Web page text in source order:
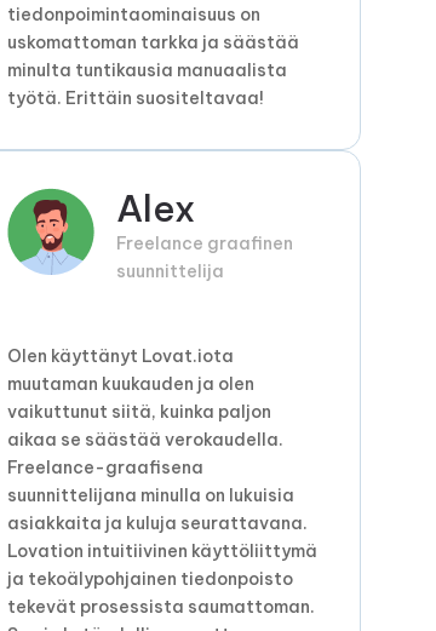
tiedonpoimintaominaisuus on
uskomattoman tarkka ja säästää
minulta tuntikausia manuaalista
työtä. Erittäin suositeltavaa!
Alex
Freelance graafinen
suunnittelija
Olen käyttänyt Lovat.iota
muutaman kuukauden ja olen
vaikuttunut siitä, kuinka paljon
aikaa se säästää verokaudella.
Freelance-graafisena
suunnittelijana minulla on lukuisia
asiakkaita ja kuluja seurattavana.
Lovation intuitiivinen käyttöliittymä
ja tekoälypohjainen tiedonpoisto
tekevät prosessista saumattoman.